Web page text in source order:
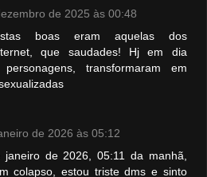
de 2025 às 00:48
boas eram aquelas dos
que saudades! Hj em dia
transformaram em
de 2026 às 05:12
de 2026, 05:11 da manhã,
colapso, estou triste dms e sinto